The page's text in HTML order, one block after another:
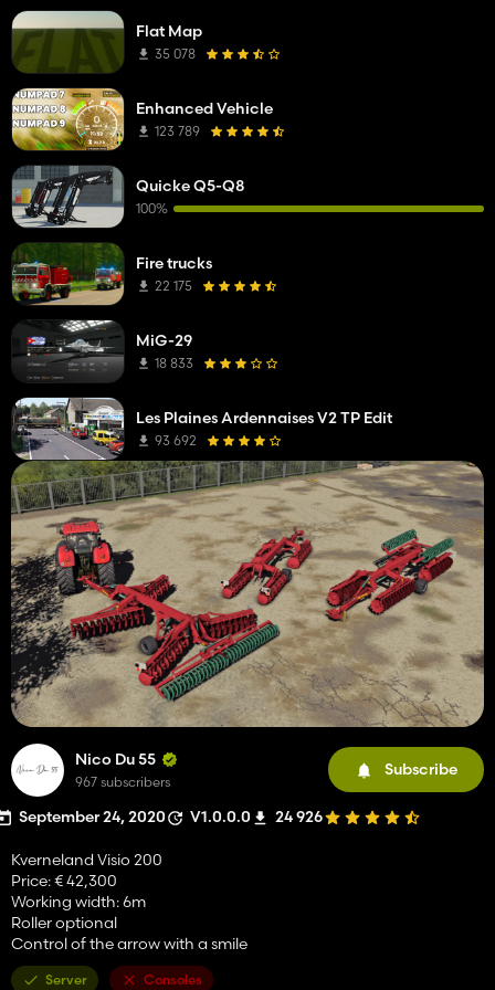
Nico Du 55
967 subscribers
Subscribe
September 24, 2020 V1.0.0.0 24 926
Kverneland Visio 200
Price: € 42,300
Working width: 6m
Roller optional
Control of the arrow with a smile
Server Consoles
Flat Map
35 078
Enhanced Vehicle
123 789
Quicke Q5-Q8
100%
Fire trucks
22 175
MiG-29
18 833
Les Plaines Ardennaises V2 TP Edit
93 692